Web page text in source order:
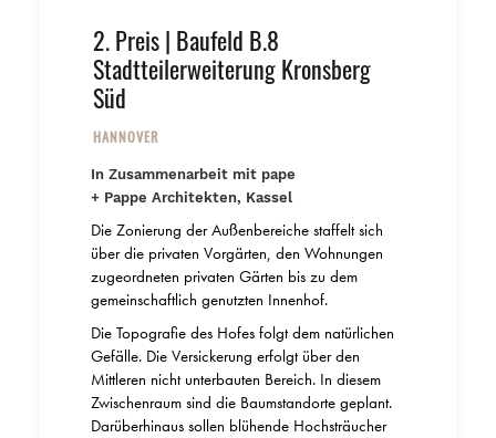
2. Preis | Baufeld B.8
Stadtteilerweiterung Kronsberg
Süd
HANNOVER
In Zusammenarbeit mit pape
+ Pappe Architekten, Kassel
Die Zonierung der Außenbereiche staffelt sich
über die privaten Vorgärten, den Wohnungen
zugeordneten privaten Gärten bis zu dem
gemeinschaftlich genutzten Innenhof.
Die Topografie des Hofes folgt dem natürlichen
Gefälle. Die Versickerung erfolgt über den
Mittleren nicht unterbauten Bereich. In diesem
Zwischenraum sind die Baumstandorte geplant.
Darüberhinaus sollen blühende Hochsträucher